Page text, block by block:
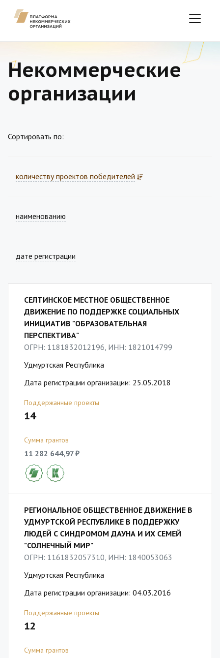
Некоммерческие
организации
Сортировать по:
количеству проектов победителей
наименованию
дате регистрации
СЕЛТИНСКОЕ МЕСТНОЕ ОБЩЕСТВЕННОЕ
ДВИЖЕНИЕ ПО ПОДДЕРЖКЕ СОЦИАЛЬНЫХ
ИНИЦИАТИВ "ОБРАЗОВАТЕЛЬНАЯ
ПЕРСПЕКТИВА"
ОГРН: 1181832012196, ИНН: 1821014799
Удмуртская Республика
Дата регистрации организации: 25.05.2018
Поддержанные проекты
14
Сумма грантов
11 282 644,97 ₽
РЕГИОНАЛЬНОЕ ОБЩЕСТВЕННОЕ ДВИЖЕНИЕ В
УДМУРТСКОЙ РЕСПУБЛИКЕ В ПОДДЕРЖКУ
ЛЮДЕЙ С СИНДРОМОМ ДАУНА И ИХ СЕМЕЙ
"СОЛНЕЧНЫЙ МИР"
ОГРН: 1161832057310, ИНН: 1840053063
Удмуртская Республика
Дата регистрации организации: 04.03.2016
Поддержанные проекты
12
Сумма грантов